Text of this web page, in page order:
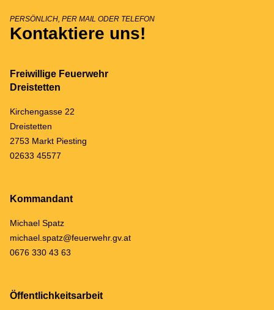
PERSÖNLICH, PER MAIL ODER TELEFON
Kontaktiere uns!
Freiwillige Feuerwehr
Dreistetten
Kirchengasse 22
Dreistetten
2753 Markt Piesting
02633 45577
Kommandant
Michael Spatz
michael.spatz@feuerwehr.gv.at
0676 330 43 63
Öffentlichkeitsarbeit